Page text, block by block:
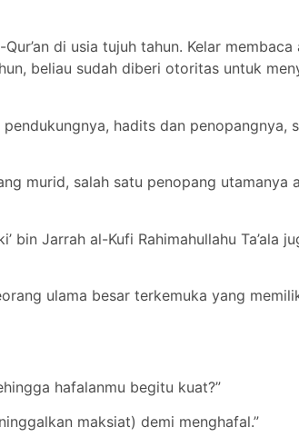
di usia tujuh tahun. Kelar membaca
beliau sudah diberi otoritas untuk
hadits dan penopangnya,
murid, salah satu penopang utamanya
bin Jarrah al-Kufi Rahimahullahu Ta’ala
ulama besar terkemuka yang
hafalanmu begitu kuat?”
maksiat) demi menghafal.”